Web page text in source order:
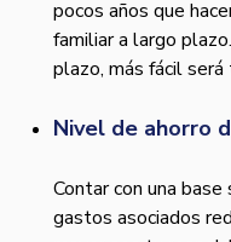
pocos años que
familiar a largo
plazo, más fácil
Nivel de ahorro
Contar con una
gastos asociados